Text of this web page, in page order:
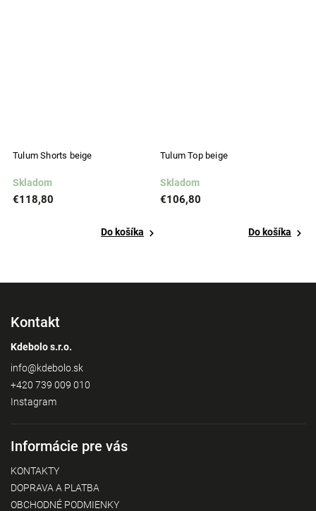
Tulum Shorts beige
Skladom
€118,80
Do košíka
Tulum Top beige
Skladom
€106,80
Do košíka
Kontakt
Kdebolo s.r.o.
info@kdebolo.sk
+420 739 009 010
Instagram
Informácie pre vás
KONTAKTY
DOPRAVA A PLATBA
OBCHODNÉ PODMIENKY